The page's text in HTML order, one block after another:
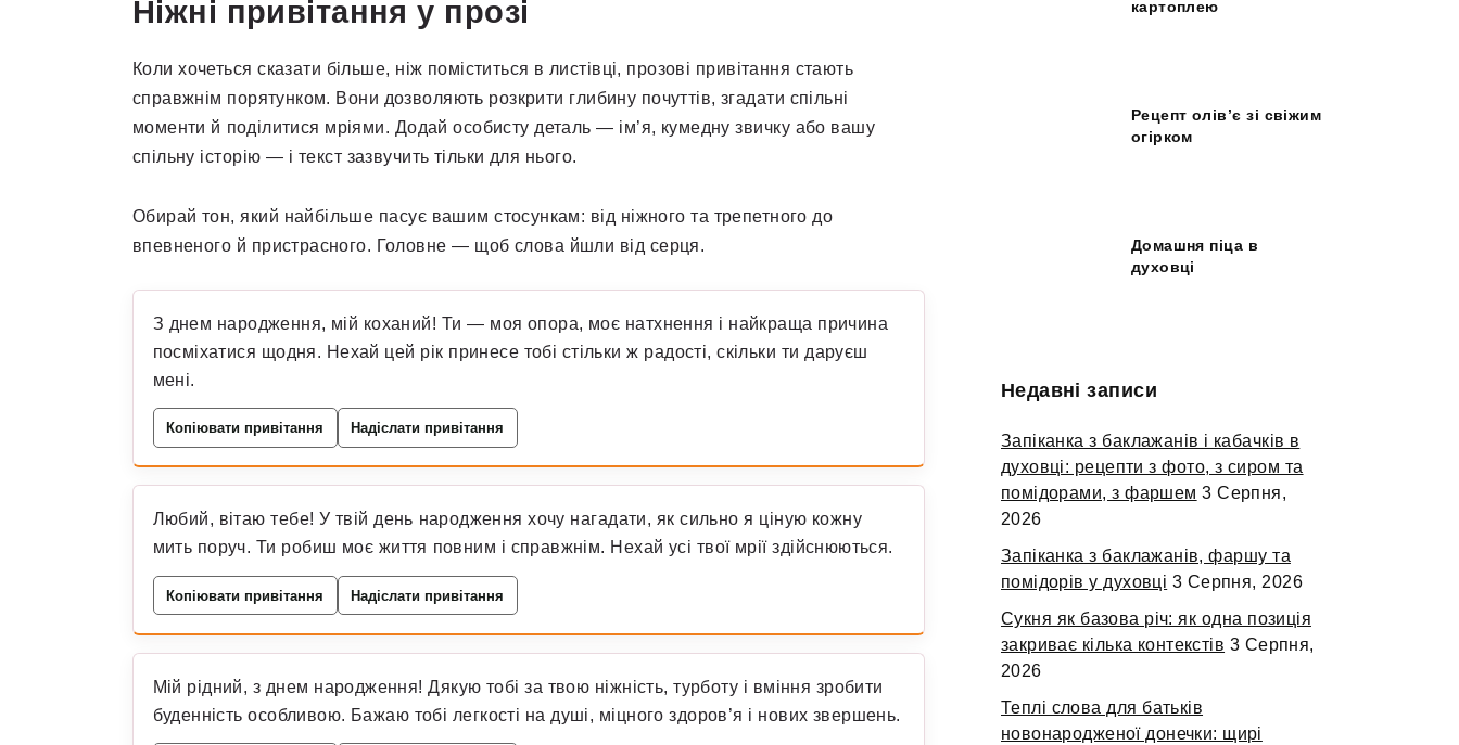
Ніжні привітання у прозі
Коли хочеться сказати більше, ніж поміститься в листівці, прозові привітання стають
справжнім порятунком. Вони дозволяють розкрити глибину почуттів, згадати спільні
моменти й поділитися мріями. Додай особисту деталь — ім’я, кумедну звичку або вашу
спільну історію — і текст зазвучить тільки для нього.
Обирай тон, який найбільше пасує вашим стосункам: від ніжного та трепетного до
впевненого й пристрасного. Головне — щоб слова йшли від серця.
З днем народження, мій коханий! Ти — моя опора, моє натхнення і найкраща причина
посміхатися щодня. Нехай цей рік принесе тобі стільки ж радості, скільки ти даруєш
мені.
Копіювати привітання Надіслати привітання
Любий, вітаю тебе! У твій день народження хочу нагадати, як сильно я ціную кожну
мить поруч. Ти робиш моє життя повним і справжнім. Нехай усі твої мрії здійснюються.
Копіювати привітання Надіслати привітання
Мій рідний, з днем народження! Дякую тобі за твою ніжність, турботу і вміння зробити
буденність особливою. Бажаю тобі легкості на душі, міцного здоров’я і нових звершень.
картоплею
Рецепт олів’є зі свіжим
огірком
Домашня піца в
духовці
Недавні записи
Запіканка з баклажанів і кабачків в
духовці: рецепти з фото, з сиром та
помідорами, з фаршем 3 Серпня,
2026
Запіканка з баклажанів, фаршу та
помідорів у духовці 3 Серпня, 2026
Сукня як базова річ: як одна позиція
закриває кілька контекстів 3 Серпня,
2026
Теплі слова для батьків
новонародженої донечки: щирі